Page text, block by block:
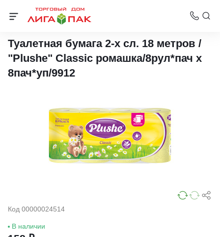
Бумага туалетная 2-слойная
Туалетная бумага 2-х сл. 18 метров /
"Plushe" Classic ромашка/8рул*пач х
8пач*уп/9912
Код 00000024514
В наличии